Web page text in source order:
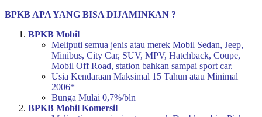
BPKB APA YANG BISA DIJAMINKAN ?
BPKB Mobil
Meliputi semua jenis atau merek Mobil Sedan, Jeep,
Minibus, City Car, SUV, MPV, Hatchback, Coupe,
Mobil Off Road, station bahkan sampai sport car.
Usia Kendaraan Maksimal 15 Tahun atau Minimal
2006*
Bunga Mulai 0,7%/bln
BPKB Mobil Komersil